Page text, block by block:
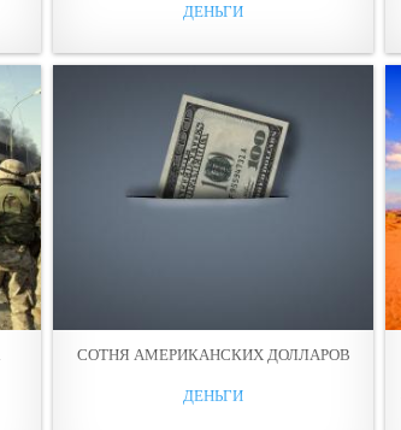
ДЕНЬГИ
СОТНЯ АМЕРИКАНСКИХ ДОЛЛАРОВ
ДЕНЬГИ